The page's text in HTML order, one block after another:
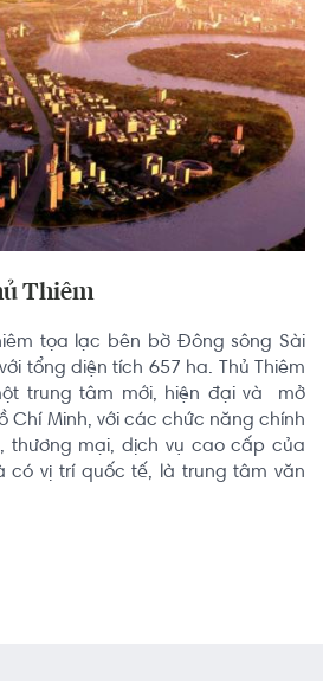
Thiêm
tọa lạc bên bờ Đông sông Sài
tổng diện tích 657 ha. Thủ Thiêm
trung tâm mới, hiện đại và  mở
Chí Minh, với các chức năng chính
thương mại, dịch vụ cao cấp của
có vị trí quốc tế, là trung tâm văn